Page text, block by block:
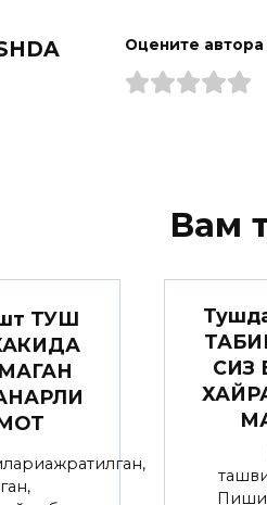
Оцените автора
Вам
ТУШ
СИЗ